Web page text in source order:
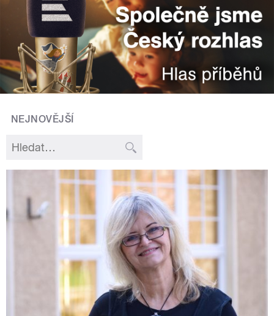
NEJNOVĚJŠÍ